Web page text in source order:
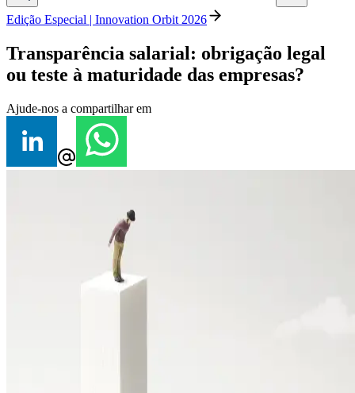
Edição Especial | Innovation Orbit 2026
Transparência salarial: obrigação legal
ou teste à maturidade das empresas?
Ajude-nos a compartilhar em